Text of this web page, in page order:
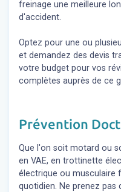
freinage une meilleure
d'accident.
Optez pour une ou
et demandez des devis
votre budget pour vos
complètes auprès de ce
Prévention
Que l'on soit motard ou
en VAE, en trottinette
électrique ou musculaire
quotidien. Ne prenez pas